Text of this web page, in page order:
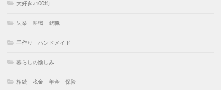
大好き♪100均
失業 離職 就職
手作り ハンドメイド
暮らしの愉しみ
相続 税金 年金 保険